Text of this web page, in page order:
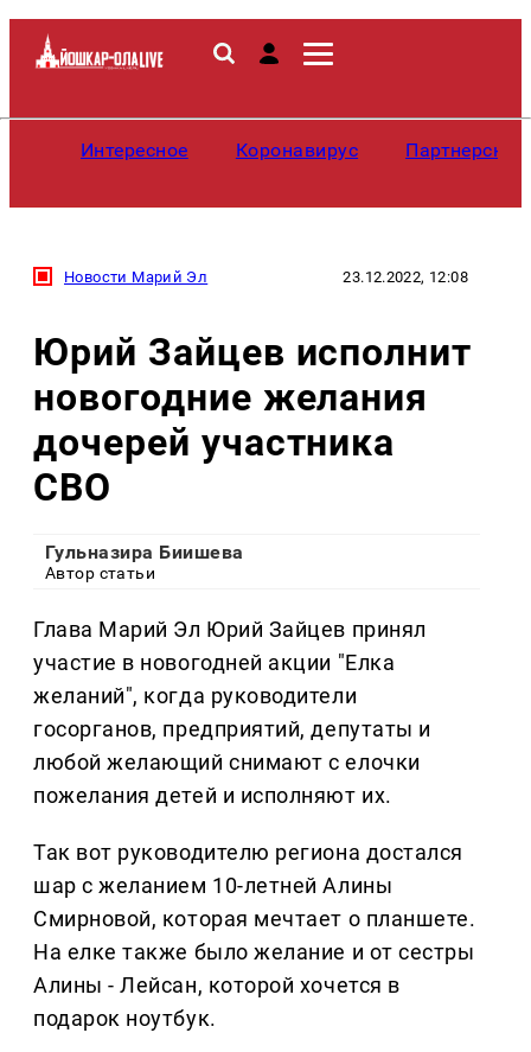
Интересное Коронавирус
Новости Марий Эл 23.12.2022, 12:08
Юрий Зайцев исполнит
новогодние желания
дочерей участника
СВО
Гульназира Биишева
Автор статьи
Глава Марий Эл Юрий Зайцев принял
участие в новогодней акции "Елка
желаний", когда руководители
госорганов, предприятий, депутаты и
любой желающий снимают с елочки
пожелания детей и исполняют их.
Так вот руководителю региона достался
шар с желанием 10-летней Алины
Смирновой, которая мечтает о планшете.
На елке также было желание и от сестры
Алины - Лейсан, которой хочется в
подарок ноутбук.